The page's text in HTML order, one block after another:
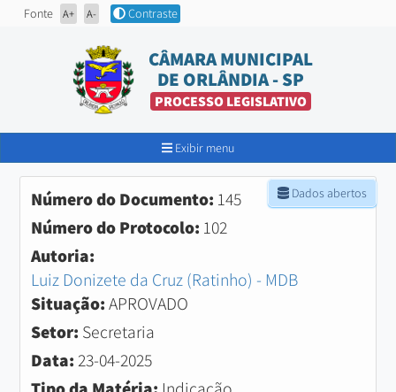
Fonte A+ A- Contraste
CÂMARA MUNICIPAL
DE ORLÂNDIA - SP
PROCESSO LEGISLATIVO
Exibir menu
Dados abertos
Número do Documento: 145
Número do Protocolo: 102
Autoria:
Luiz Donizete da Cruz (Ratinho) - MDB
Situação:APROVADO
Setor: Secretaria
Data:23-04-2025